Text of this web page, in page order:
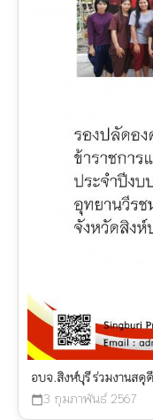
อบจ.สิงห์บุรี ร่วมงานสดุ
calendar_today3 กุมภาพันธ์ 2567